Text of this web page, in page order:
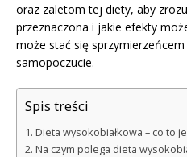
oraz zaletom tej diety, aby
przeznaczona i jakie efekty
może stać się
samopoczucie.
Spis treści
Dieta wysokobiałkowa – co to
Na czym polega dieta